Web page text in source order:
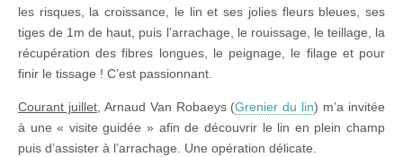
les risques, la croissance, le lin et ses jolies fleurs bleues, ses
tiges de 1m de haut, puis l’arrachage, le rouissage, le teillage, la
récupération des fibres longues, le peignage, le filage et pour
finir le tissage ! C’est passionnant.
Courant juillet, Arnaud Van Robaeys (Grenier du lin) m’a invitée
à une « visite guidée » afin de découvrir le lin en plein champ
puis d’assister à l’arrachage. Une opération délicate.